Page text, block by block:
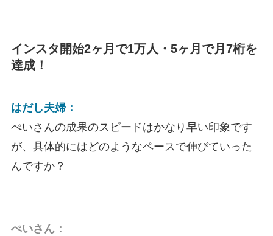
インスタ開始2ヶ月で1万人・5ヶ月で月7桁を
達成！
はだし夫婦：
ぺいさんの成果のスピードはかなり早い印象です
が、具体的にはどのようなペースで伸びていった
んですか？
ぺいさん：